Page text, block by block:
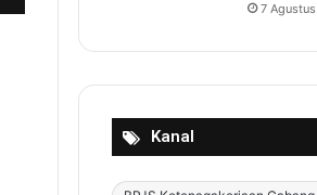
7
Kanal